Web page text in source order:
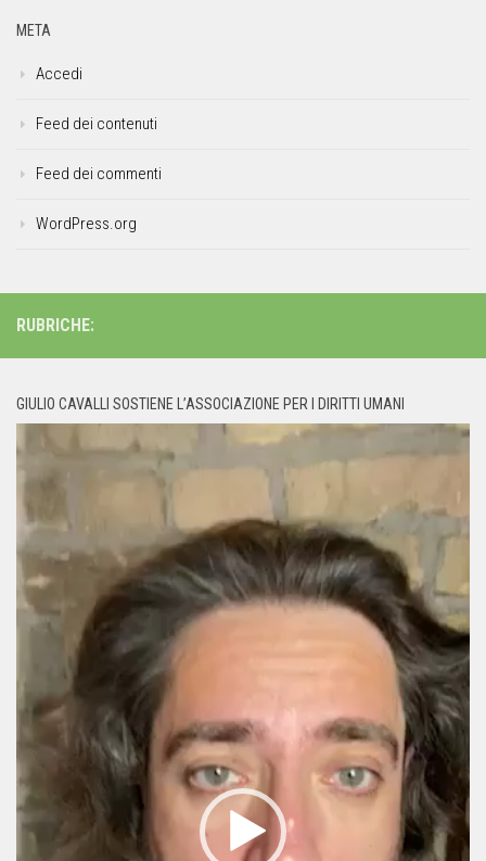
META
Accedi
Feed dei contenuti
Feed dei commenti
WordPress.org
RUBRICHE:
GIULIO CAVALLI SOSTIENE L’ASSOCIAZIONE PER I DIRITTI UMANI
Player